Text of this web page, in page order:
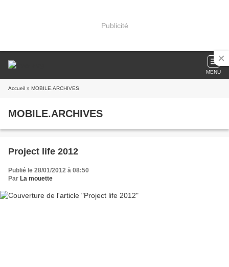
Publicité
MENU
Accueil » MOBILE.ARCHIVES
MOBILE.ARCHIVES
Project life 2012
Publié le 28/01/2012 à 08:50
Par La mouette